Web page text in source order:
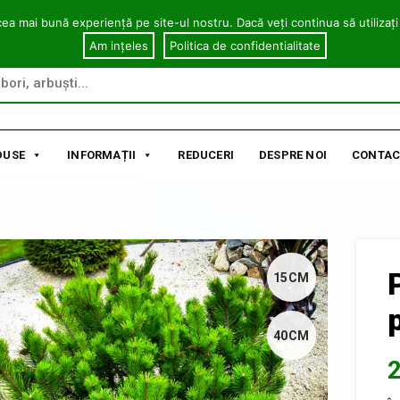
INFORMAȚII REDUCERI DESPRE NOI
15CM
40CM
mai bună experiență pe site-ul nostru. Dacă veți continua să
Am ințeles
Politica de confidentialitate